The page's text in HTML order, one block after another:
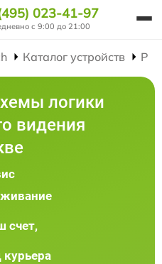
023-41-97
с 9:00 до 21:00
Каталог устройств
логики
видения
счет,